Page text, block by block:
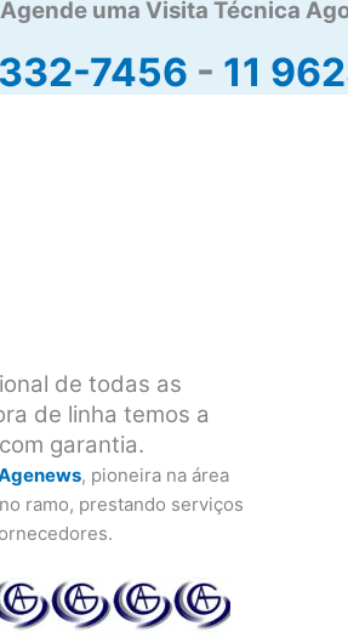
uma Visita Técnica
7456 - 11
de todas as
de linha temos a
garantia.
, pioneira na área
ramo, prestando serviços